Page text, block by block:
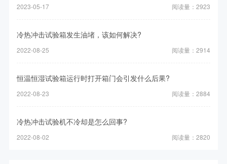
2023-05-17 阅读量：2923
冷热冲击试验箱发生油堵，该如何解决?
2022-08-25 阅读量：2914
恒温恒湿试验箱运行时打开箱门会引发什么后果?
2022-08-23 阅读量：2884
冷热冲击试验机不冷却是怎么回事?
2022-08-02 阅读量：2820